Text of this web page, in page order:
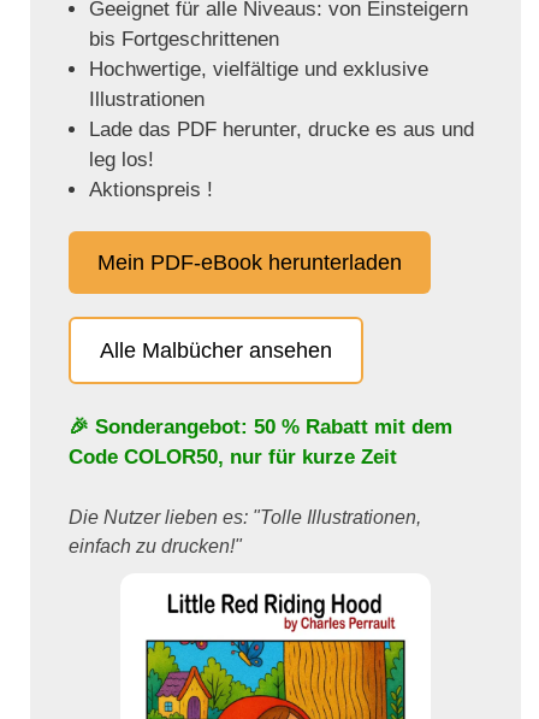
Geeignet für alle Niveaus: von Einsteigern
bis Fortgeschrittenen
Hochwertige, vielfältige und exklusive
Illustrationen
Lade das PDF herunter, drucke es aus und
leg los!
Aktionspreis !
Mein PDF-eBook herunterladen
Alle Malbücher ansehen
🎉 Sonderangebot: 50 % Rabatt mit dem
Code COLOR50, nur für kurze Zeit
Die Nutzer lieben es: "Tolle Illustrationen,
einfach zu drucken!"